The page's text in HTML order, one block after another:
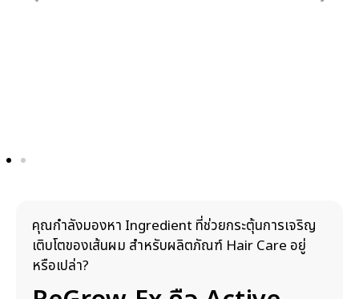
คุณกำลังมองหา Ingredient ที่ช่วยกระตุ้นการเจริญ
เติบโตของเส้นผม สำหรับผลิตภัณฑ์ Hair Care อยู่
หรือเปล่า?